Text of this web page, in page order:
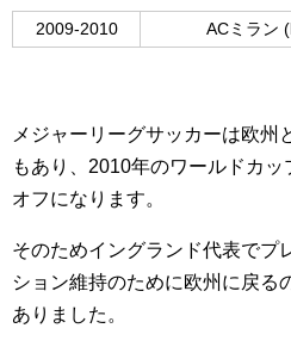
2009-2010 ACミラン
メジャーリーグサッカーは欧州
もあり、2010年のワールドカ
オフになります。
そのためイングランド代表でプ
ション維持のために欧州に戻
ありました。